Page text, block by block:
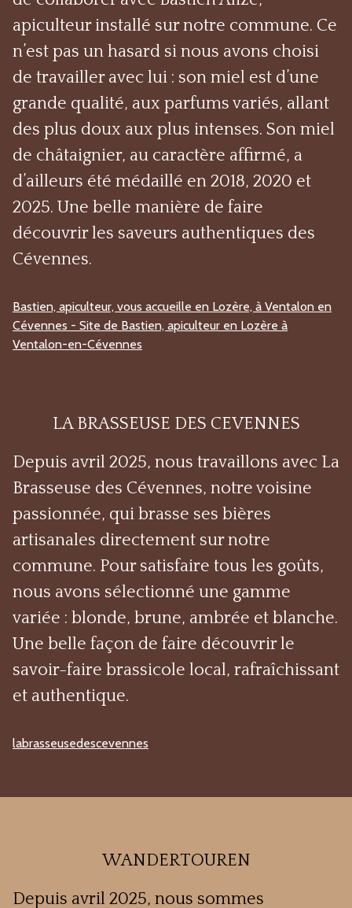
apiculteur installé sur notre commune. Ce
n’est pas un hasard si nous avons choisi
de travailler avec lui : son miel est d’une
grande qualité, aux parfums variés, allant
des plus doux aux plus intenses. Son miel
de châtaignier, au caractère affirmé, a
d’ailleurs été médaillé en 2018, 2020 et
2025. Une belle manière de faire
découvrir les saveurs authentiques des
Cévennes.
Bastien, apiculteur, vous accueille en Lozère, à Ventalon en
Cévennes - Site de Bastien, apiculteur en Lozère à
Ventalon-en-Cévennes
LA BRASSEUSE DES CEVENNES
Depuis avril 2025, nous travaillons avec La
Brasseuse des Cévennes, notre voisine
passionnée, qui brasse ses bières
artisanales directement sur notre
commune. Pour satisfaire tous les goûts,
nous avons sélectionné une gamme
variée : blonde, brune, ambrée et blanche.
Une belle façon de faire découvrir le
savoir-faire brassicole local, rafraîchissant
et authentique.
labrasseusedescevennes
WANDERTOUREN
Depuis avril 2025, nous sommes